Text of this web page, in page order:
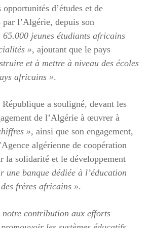
d’études et de
l’Algérie, depuis son
65.000 jeunes étudiants africains
», ajoutant que le pays
et à mettre à niveau des écoles
africains ».
a souligné, devant les
de l’Algérie à œuvrer à
», ainsi que son engagement,
algérienne de coopération
la solidarité et le développement
une banque dédiée à l’éducation
frères africains ».
notre contribution aux efforts